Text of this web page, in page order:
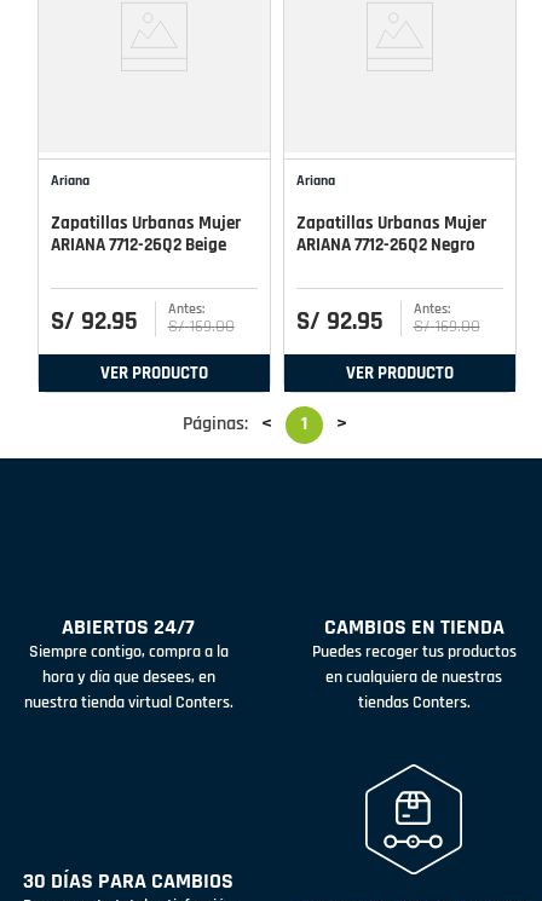
Ariana
Zapatillas Urbanas Mujer
ARIANA 7712-26Q2 Beige
S/ 92.95 S/ 169.00
VER PRODUCTO
Ariana
Zapatillas Urbanas Mujer
ARIANA 7712-26Q2 Negro
S/ 92.95 S/ 169.00
VER PRODUCTO
Páginas: < 1 >
ABIERTOS 24/7
Siempre contigo, compra a la
hora y día que desees, en
nuestra tienda virtual Conters.
CAMBIOS EN TIENDA
Puedes recoger tus productos
en cualquiera de nuestras
tiendas Conters.
30 DÍAS PARA CAMBIOS